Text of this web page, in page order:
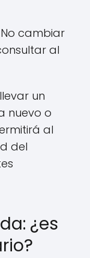
No cambiar
al
un
nuevo o
al
del
¿es